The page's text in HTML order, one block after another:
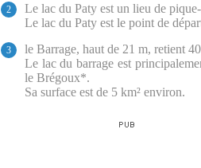
2
Le lac du Paty est un lieu de
Le lac du Paty est le point de
3
le Barrage, haut de 21 m, retient
Le lac du barrage est
le Brégoux*.
Sa surface est de 5 km² environ.